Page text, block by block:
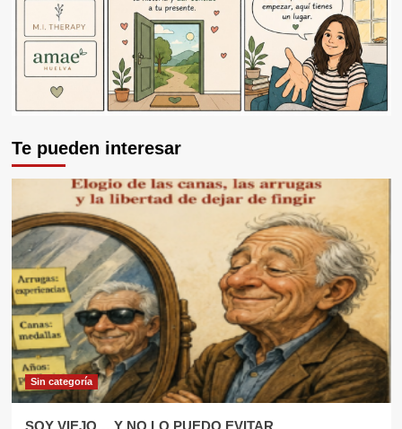
Te pueden interesar
Sin categoría
SOY VIEJO… Y NO LO PUEDO EVITAR.